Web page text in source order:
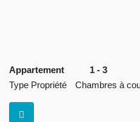
Appartement
Type Propriété
1 - 3
Chambres à